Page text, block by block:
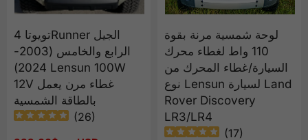
تويوتا 4Runner الجيل
الرابع والخامس (2003-
2024) Lensun 100W
12V غطاء مرن يعمل
بالطاقة الشمسية
(26)
لوحة شمسية مرنة بقوة
110 واط لغطاء محرك
السيارة/غطاء المحرك من
نوع Lensun لسيارة Land
Rover Discovery
LR3/LR4
(17)